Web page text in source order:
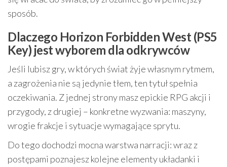
sposób.
Dlaczego Horizon Forbidden West (PS5
Key) jest wyborem dla odkrywców
Jeśli lubisz gry, w których świat żyje własnym rytmem,
a zagrożenia nie są jedynie tłem, ten tytuł spełnia
oczekiwania. Z jednej strony masz epickie RPG akcji i
przygody, z drugiej – konkretne wyzwania: maszyny,
wrogie frakcje i sytuacje wymagające sprytu.
Do tego dochodzi mocna warstwa narracji: wraz z
postępami poznajesz kolejne elementy układanki i